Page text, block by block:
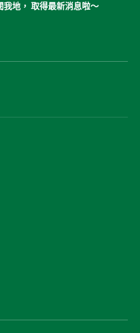
地， 取得最新消息啦～